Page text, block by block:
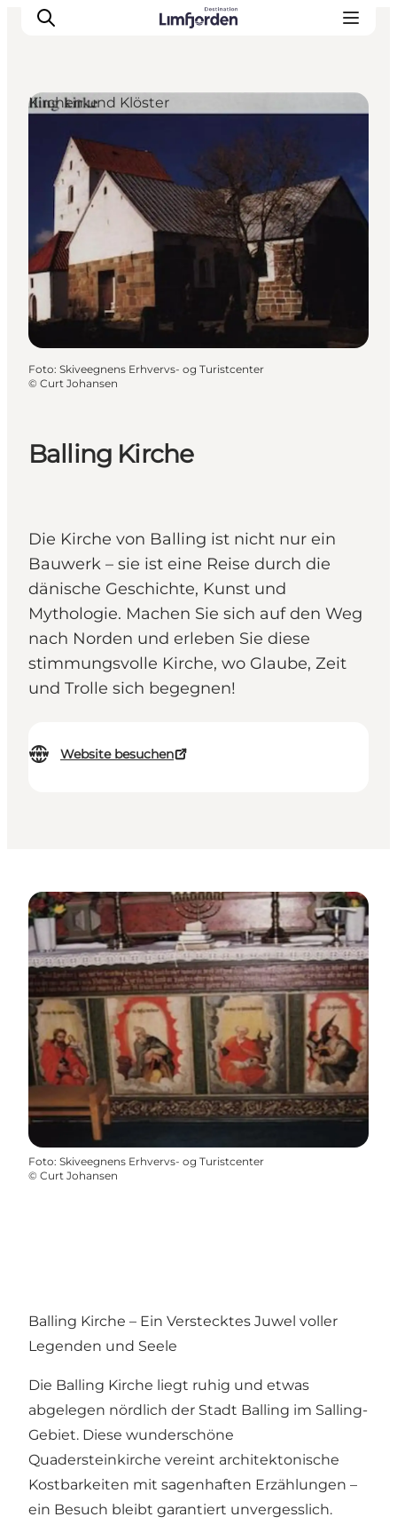
Balling Kirche
Die Kirche von Balling ist nicht nur ein
Bauwerk – sie ist eine Reise durch die
dänische Geschichte, Kunst und
Mythologie. Machen Sie sich auf den Weg
nach Norden und erleben Sie diese
stimmungsvolle Kirche, wo Glaube, Zeit
und Trolle sich begegnen!
Website besuchen
Kirchen und Klöster
Foto: Skiveegnens Erhvervs- og Turistcenter
© Curt Johansen
Foto: Skiveegnens Erhvervs- og Turistcenter
© Curt Johansen
Balling Kirche – Ein Verstecktes Juwel voller
Legenden und Seele
Die Balling Kirche liegt ruhig und etwas
abgelegen nördlich der Stadt Balling im Salling-
Gebiet. Diese wunderschöne
Quadersteinkirche vereint architektonische
Kostbarkeiten mit sagenhaften Erzählungen –
ein Besuch bleibt garantiert unvergesslich.